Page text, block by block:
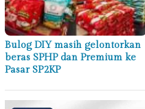
Bulog DIY masih gelontorkan
beras SPHP dan Premium ke
Pasar SP2KP